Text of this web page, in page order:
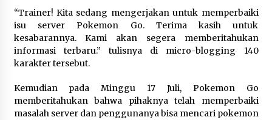
Kemnaker Siapkan Regulasi
Modern
7 Agustus 2026
“Trainer! Kita sedang mengerjakan untuk memperbaiki
isu server Pokemon Go. Terima kasih untuk
kesabarannya. Kami akan segera memberitahukan
informasi terbaru.” tulisnya di micro-blogging 140
karakter tersebut.
Kemudian pada Minggu 17 Juli, Pokemon Go
memberitahukan bahwa pihaknya telah memperbaiki
masalah server dan penggunanya bisa mencari pokemon